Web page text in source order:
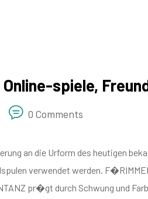
spiele,
0 Comments
an die Urform des heutigen
verwendet werden.
pr�gt durch Schwung und